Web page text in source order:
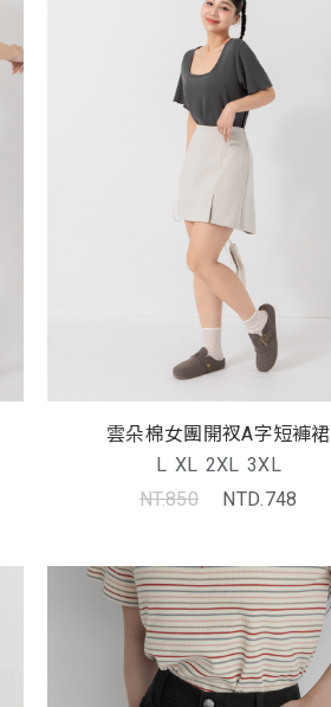
雲朵棉女團開衩A字短褲裙
L XL 2XL 3XL
NT.850
NTD.748